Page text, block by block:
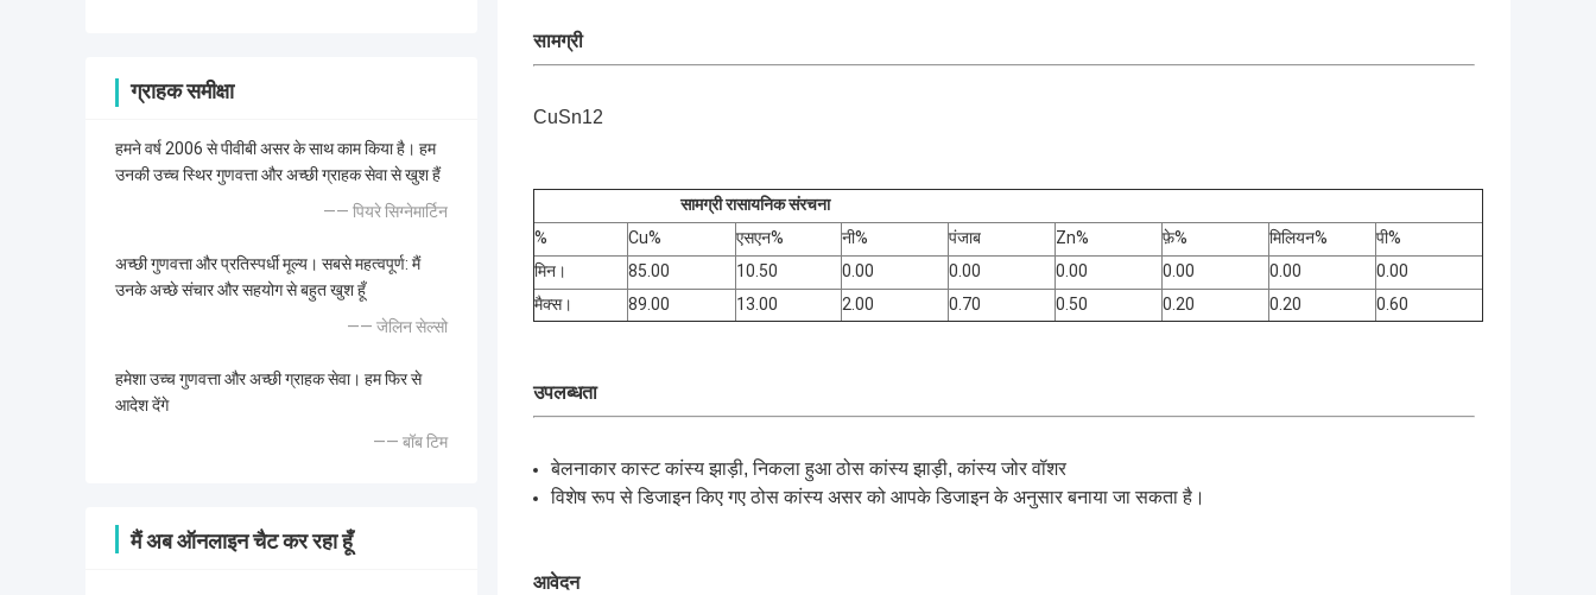
ग्राहक समीक्षा
हमने वर्ष 2006 से पीवीबी असर के साथ काम किया है। हम
उनकी उच्च स्थिर गुणवत्ता और अच्छी ग्राहक सेवा से खुश हैं
—— पियरे सिग्नेमार्टिन
अच्छी गुणवत्ता और प्रतिस्पर्धी मूल्य। सबसे महत्वपूर्ण: मैं
उनके अच्छे संचार और सहयोग से बहुत खुश हूँ
—— जेलिन सेल्सो
हमेशा उच्च गुणवत्ता और अच्छी ग्राहक सेवा। हम फिर से
आदेश देंगे
—— बॉब टिम
मैं अब ऑनलाइन चैट कर रहा हूँ
सामग्री
CuSn12
सामग्री रासायनिक संरचना
%
Cu% एसएन% नी% पंजाब Zn% फ़े% मिलियन%
पी%
मिन।
85.00 10.50 0.00 0.00 0.00 0.00 0.00
0.00
मैक्स।
89.00 13.00 2.00 0.70 0.50 0.20 0.20 0.60
उपलब्धता
बेलनाकार कास्ट कांस्य झाड़ी, निकला हुआ ठोस कांस्य झाड़ी, कांस्य जोर वॉशर
विशेष रूप से डिजाइन किए गए ठोस कांस्य असर को आपके डिजाइन के अनुसार बनाया जा सकता है।
आवेदन